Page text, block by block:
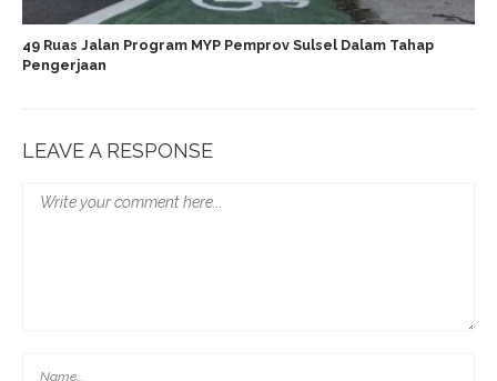
49 Ruas Jalan Program MYP Pemprov Sulsel Dalam Tahap
Pengerjaan
LEAVE A RESPONSE